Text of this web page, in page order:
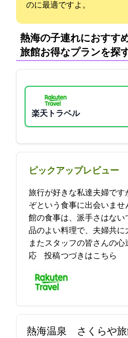
のに最適ですよ。
熱海の子連れにおすす
旅館:お得なプランを探
楽天トラベル
ピックアップレビュー
旅行が好きな私達夫婦です
ぞという食事に出会いませ
館の食事は、派手さはない
品のよい料理で、夫婦共に
またスタッフの皆さんの心
応… 2021-12-16 16:05:28投稿つづきはこちら
熱海温泉 さくらや旅